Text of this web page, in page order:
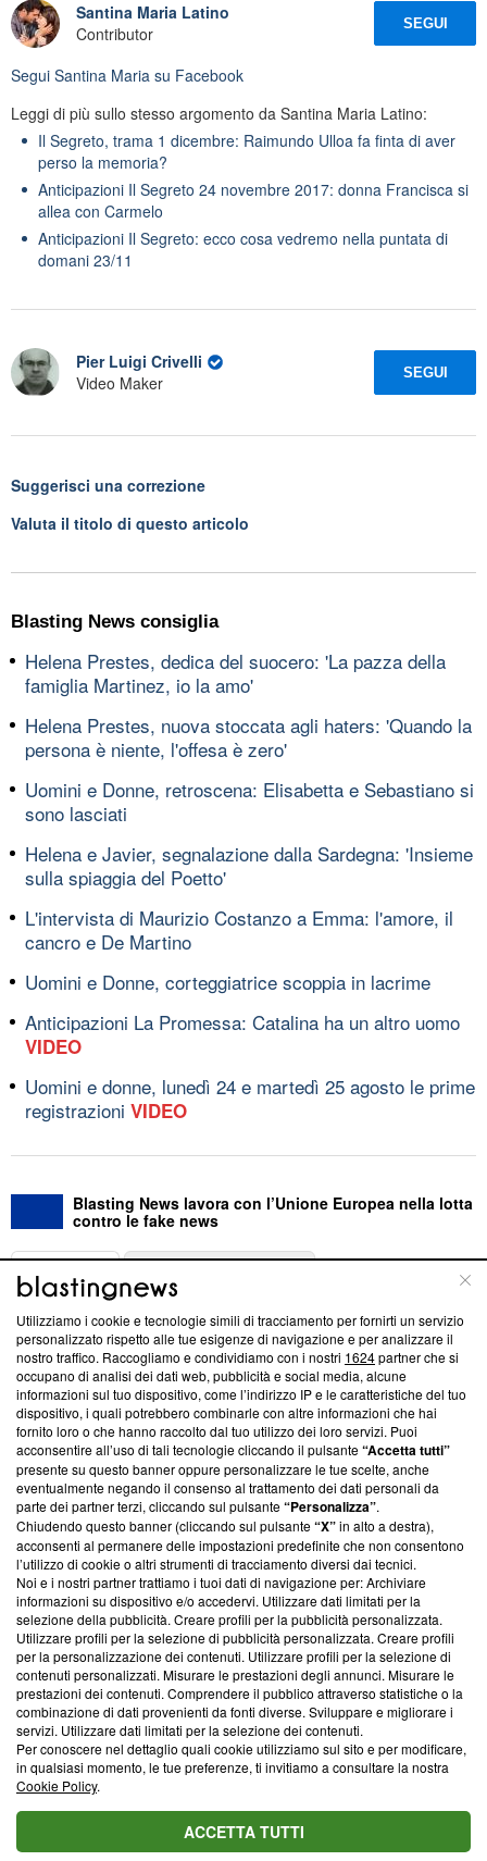
Santina Maria Latino
Contributor
SEGUI
Segui Santina Maria su Facebook
Leggi di più sullo stesso argomento da Santina Maria Latino:
Il Segreto, trama 1 dicembre: Raimundo Ulloa fa finta di aver
perso la memoria?
Anticipazioni Il Segreto 24 novembre 2017: donna Francisca si
allea con Carmelo
Anticipazioni Il Segreto: ecco cosa vedremo nella puntata di
domani 23/11
Pier Luigi Crivelli
Video Maker
SEGUI
Suggerisci una correzione
Valuta il titolo di questo articolo
Blasting News consiglia
Helena Prestes, dedica del suocero: 'La pazza della
famiglia Martinez, io la amo'
Helena Prestes, nuova stoccata agli haters: 'Quando la
persona è niente, l'offesa è zero'
Uomini e Donne, retroscena: Elisabetta e Sebastiano si
sono lasciati
Helena e Javier, segnalazione dalla Sardegna: 'Insieme
sulla spiaggia del Poetto'
L'intervista di Maurizio Costanzo a Emma: l'amore, il
cancro e De Martino
Uomini e Donne, corteggiatrice scoppia in lacrime
Anticipazioni La Promessa: Catalina ha un altro uomo
VIDEO
Uomini e donne, lunedì 24 e martedì 25 agosto le prime
registrazioni VIDEO
Blasting News lavora con l’Unione Europea nella lotta
contro le fake news
ABOUT
Questa sezione offre informazioni trasparenti su Blasting
News, sui nostri processi editoriali e su come ci impegniamo a
creare news di qualità. Inoltre, afferma la nostra aderenza a
‘Trust Project - News with Integrity’Blasting News non è
ancora membro del programma, ma ha richiesto di farne
parte; Trust Project non ha ancora effettuato una verifica di
conformità agli standard.
Su di noi
Team editoriale
Corporate
Redazione
Informativa Privacy
Cookie Policy
Blasting SA, IDI CHE-247.845.224, Via Carlo Frasca, 3 - 6900
Lugano (Svizzera) Tel:+39 0690258937
© 2026 Blasting News
Utilizziamo i cookie e tecnologie simili di tracciamento per fornirti un servizio
personalizzato rispetto alle tue esigenze di navigazione e per analizzare il
nostro traffico. Raccogliamo e condividiamo con i nostri 1624partner che si
occupano di analisi dei dati web, pubblicità e social media, alcune
informazioni sul tuo dispositivo, come l’indirizzo IP e le caratteristiche del tuo
dispositivo, i quali potrebbero combinarle con altre informazioni che hai
fornito loro o che hanno raccolto dal tuo utilizzo dei loro servizi. Puoi
acconsentire all’uso di tali tecnologie cliccando il pulsante“Accetta tutti”
presente su questo banner oppure personalizzare le tue scelte, anche
eventualmente negando il consenso al trattamento dei dati personali da
parte dei partner terzi, cliccando sul pulsante“Personalizza”.
Chiudendo questo banner (cliccando sul pulsante“X”in alto a destra),
acconsenti al permanere delle impostazioni predefinite che non consentono
l’utilizzo di cookie o altri strumenti di tracciamento diversi dai tecnici.
Noi e i nostri partner trattiamo i tuoi dati di navigazione per: Archiviare
informazioni su dispositivo e/o accedervi. Utilizzare dati limitati per la
selezione della pubblicità. Creare profili per la pubblicità personalizzata.
Utilizzare profili per la selezione di pubblicità personalizzata. Creare profili
per la personalizzazione dei contenuti. Utilizzare profili per la selezione di
contenuti personalizzati. Misurare le prestazioni degli annunci. Misurare le
prestazioni dei contenuti. Comprendere il pubblico attraverso statistiche o la
combinazione di dati provenienti da fonti diverse. Sviluppare e migliorare i
servizi. Utilizzare dati limitati per la selezione dei contenuti.
Per conoscere nel dettaglio quali cookie utilizziamo sul sito e per modificare,
in qualsiasi momento, le tue preferenze, ti invitiamo a consultare la nostra
Cookie Policy.
ACCETTA TUTTI